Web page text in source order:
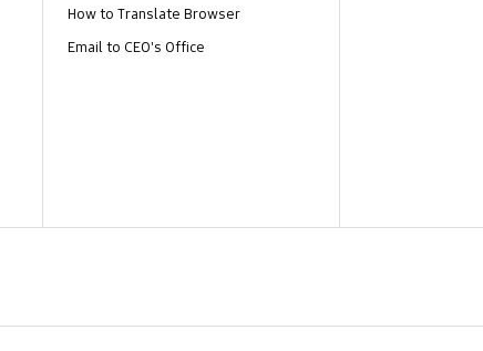
How to Translate Browser
Email to CEO's Office